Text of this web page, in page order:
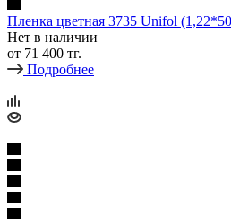
Пленка цветная 3735 Unifol
Нет в наличии
от 71 400 тг.
Подробнее